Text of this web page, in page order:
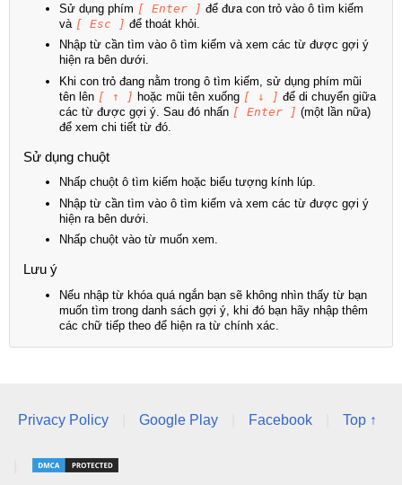
Sử dụng phím [ Enter ] để đưa con trỏ vào ô tìm kiếm
và [ Esc ] để thoát khỏi.
Nhập từ cần tìm vào ô tìm kiếm và xem các từ được gợi ý
hiện ra bên dưới.
Khi con trỏ đang nằm trong ô tìm kiếm, sử dụng phím mũi
tên lên [ ↑ ] hoặc mũi tên xuống [ ↓ ] để di chuyển giữa
các từ được gợi ý. Sau đó nhấn [ Enter ] (một lần nữa)
để xem chi tiết từ đó.
Sử dụng chuột
Nhấp chuột ô tìm kiếm hoặc biểu tượng kính lúp.
Nhập từ cần tìm vào ô tìm kiếm và xem các từ được gợi ý
hiện ra bên dưới.
Nhấp chuột vào từ muốn xem.
Lưu ý
Nếu nhập từ khóa quá ngắn bạn sẽ không nhìn thấy từ bạn
muốn tìm trong danh sách gợi ý, khi đó bạn hãy nhập thêm
các chữ tiếp theo để hiện ra từ chính xác.
Privacy Policy Google Play Facebook Top ↑